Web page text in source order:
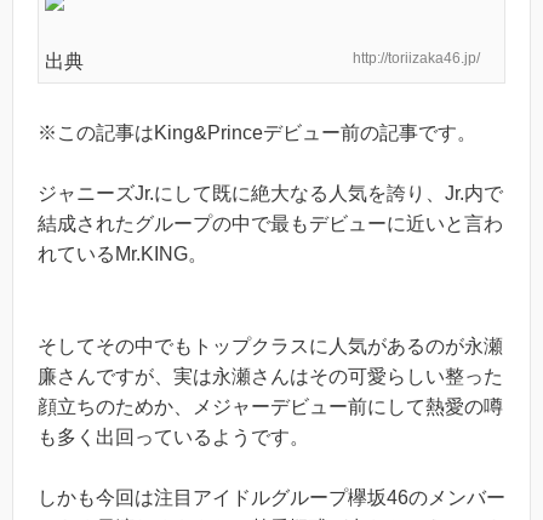
出典 http://toriizaka46.jp/
※この記事はKing&Princeデビュー前の記事です。
ジャニーズJr.にして既に絶大なる人気を誇り、Jr.内で
結成されたグループの中で最もデビューに近いと言わ
れているMr.KING。
そしてその中でもトップクラスに人気があるのが永瀬
廉さんですが、実は永瀬さんはその可愛らしい整った
顔立ちのためか、メジャーデビュー前にして熱愛の噂
も多く出回っているようです。
しかも今回は注目アイドルグループ欅坂46のメンバー